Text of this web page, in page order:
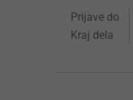
Prijave do
Kraj dela